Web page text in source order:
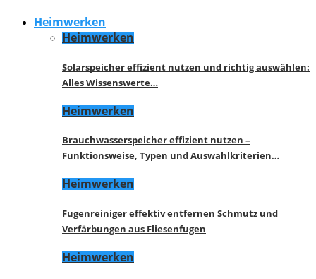
Heimwerken
Heimwerken
Solarspeicher effizient nutzen und richtig auswählen:
Alles Wissenswerte…
Heimwerken
Brauchwasserspeicher effizient nutzen –
Funktionsweise, Typen und Auswahlkriterien…
Heimwerken
Fugenreiniger effektiv entfernen Schmutz und
Verfärbungen aus Fliesenfugen
Heimwerken